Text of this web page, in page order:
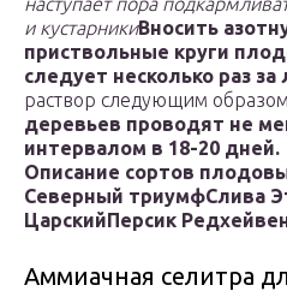
и кустарникиВносить
приствольные круги
следует несколько раз
раствор следующим
деревьев проводят не
интервалом в 18-20 дней.
Описание сортов
Северный триумфСлива
ЦарскийПерсик
Аммиачная селитра